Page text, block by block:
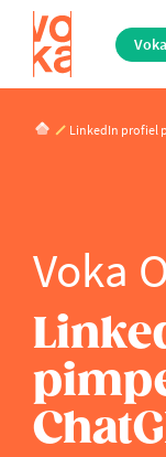
Overslaan
de
inhoud
LinkedIn profiel
Voka